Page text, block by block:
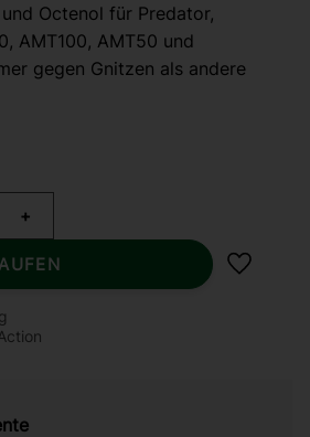
Octenol für Predator,
AMT100, AMT50 und
gegen Gnitzen als andere
+
Zu